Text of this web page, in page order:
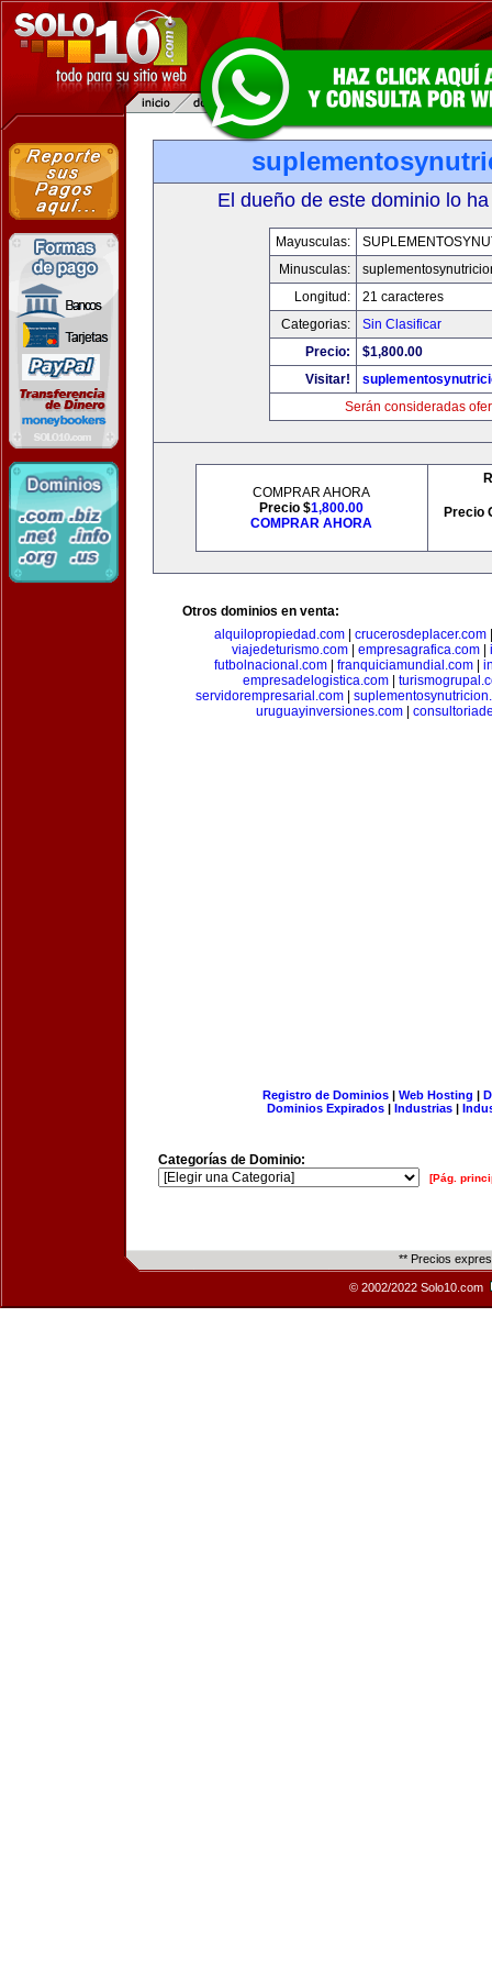
El dueño de este dominio lo
Mayusculas:
Minusculas:
Longitud:
21 caracteres
Categorias:
Sin Clasificar
Precio:
$1,800.00
Visitar!
Serán consideradas
COMPRAR AHORA
Precio $1,800.00
COMPRAR AHORA
Precio
Otros dominios en venta:
alquilopropiedad.com| crucerosdeplacer.com
viajedeturismo.com| empresagrafica.com|
futbolnacional.com
franquiciamundial.com
empresadelogistica.com
servidorempresarial.com|
uruguayinversiones.com
Registro de Dominios| Web Hosting |
Dominios Expirados | Industrias |
Categorías de Dominio:
[Pág.
** Precios
© 2002/2022 Solo10.com